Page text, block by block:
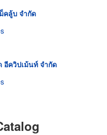
คลู้บ จำกัด
อีควิปเม้นท์ จำกัด